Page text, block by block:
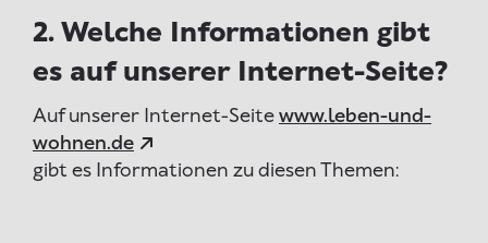
2. Welche Informationen gibt
es auf unserer Internet-Seite?
Auf unserer Internet-Seitewww.leben-und-
wohnen.de
gibt es Informationen zu diesen Themen: